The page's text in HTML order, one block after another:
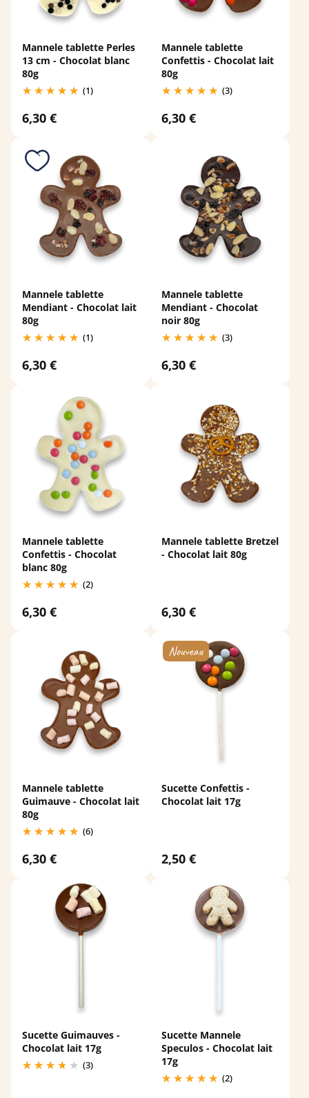
Mannele tablette Perles
13 cm - Chocolat blanc
80g
(1)
6,30 €
Mannele tablette
Confettis - Chocolat lait
80g
(3)
6,30 €
Mannele tablette
Mendiant - Chocolat lait
80g
(1)
6,30 €
Mannele tablette
Mendiant - Chocolat
noir 80g
(3)
6,30 €
Mannele tablette
Confettis - Chocolat
blanc 80g
(2)
6,30 €
Mannele tablette Bretzel
- Chocolat lait 80g
6,30 €
Mannele tablette
Guimauve - Chocolat lait
80g
(6)
6,30 €
Sucette Confettis -
Chocolat lait 17g
2,50 €
Sucette Guimauves -
Chocolat lait 17g
(3)
Sucette Mannele
Speculos - Chocolat lait
17g
(2)